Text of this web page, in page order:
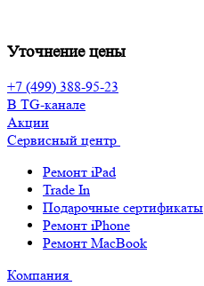
Уточнение цены
+7 (499) 388-95-23
В TG-канале
Акции
Сервисный центр
Ремонт iPad
Trade In
Подарочные сертификаты
Ремонт iPhone
Ремонт MacBook
Компания